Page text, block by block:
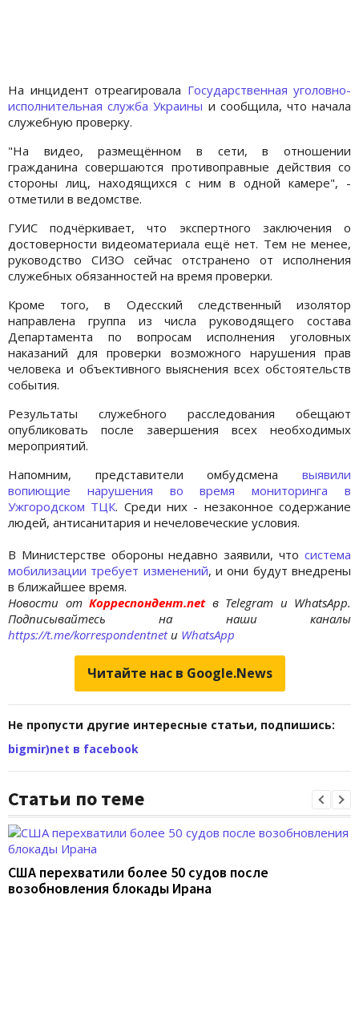
На инцидент отреагировала Государственная уголовно-
исполнительная служба Украины и сообщила, что начала
служебную проверку.
"На видео, размещённом в сети, в отношении
гражданина совершаются противоправные действия со
стороны лиц, находящихся с ним в одной камере", -
отметили в ведомстве.
ГУИС подчёркивает, что экспертного заключения о
достоверности видеоматериала ещё нет. Тем не менее,
руководство СИЗО сейчас отстранено от исполнения
служебных обязанностей на время проверки.
Кроме того, в Одесский следственный изолятор
направлена группа из числа руководящего состава
Департамента по вопросам исполнения уголовных
наказаний для проверки возможного нарушения прав
человека и объективного выяснения всех обстоятельств
события.
Результаты служебного расследования обещают
опубликовать после завершения всех необходимых
мероприятий.
Напомним, представители омбудсмена выявили
вопиющие нарушения во время мониторинга в
Ужгородском ТЦК. Среди них - незаконное содержание
людей, антисанитария и нечеловеческие условия.
В Министерстве обороны недавно заявили, что система
мобилизации требует изменений, и они будут внедрены
в ближайшее время.
Новости отКорреспондент.net в Telegram и WhatsApp.
Подписывайтесь на наши каналы
https://t.me/korrespondentnetи WhatsApp
Читайте нас в Google.News
Не пропусти другие интересные статьи, подпишись:
bigmir)net в facebook
Статьи по теме
США перехватили более 50 судов после
возобновления блокады Ирана